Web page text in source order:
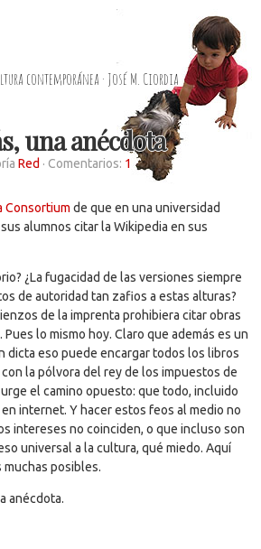
contemporánea · José M. Ciordia
una anécdota
Red · Comentarios: 1
Consortium de que en una universidad
alumnos citar la Wikipedia en sus
¿La fugacidad de las versiones siempre
de autoridad tan zafios a estas alturas?
de la imprenta prohibiera citar obras
lo mismo hoy. Claro que además es un
dicta eso puede encargar todos los libros
la pólvora del rey de los impuestos de
el camino opuesto: que todo, incluido
internet. Y hacer estos feos al medio no
intereses no coinciden, o que incluso son
universal a la cultura, qué miedo. Aquí
muchas posibles.
anécdota.